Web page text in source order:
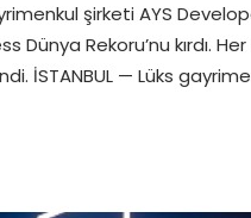
şirketi AYS
Rekoru’nu kırdı.
İSTANBUL — Lüks